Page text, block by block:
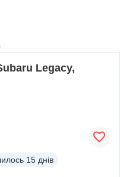
Legacy,
15 днів